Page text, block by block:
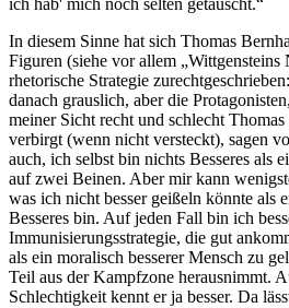
ich hab' mich noch selten getäuscht.“
In diesem Sinne hat sich Thomas
Figuren (siehe vor allem „Wittgensteins
rhetorische Strategie
danach grauslich, aber die
meiner Sicht recht und schlecht
verbirgt (wenn nicht versteckt), sagen
auch, ich selbst bin nichts Besseres als
auf zwei Beinen. Aber mir kann
was ich nicht besser geißeln könnte als
Besseres bin. Auf jeden Fall bin ich
Immunisierungsstrategie, die gut
als ein moralisch besserer Mensch zu
Teil aus der Kampfzone herausnimmt.
Schlechtigkeit kennt er ja besser. Da